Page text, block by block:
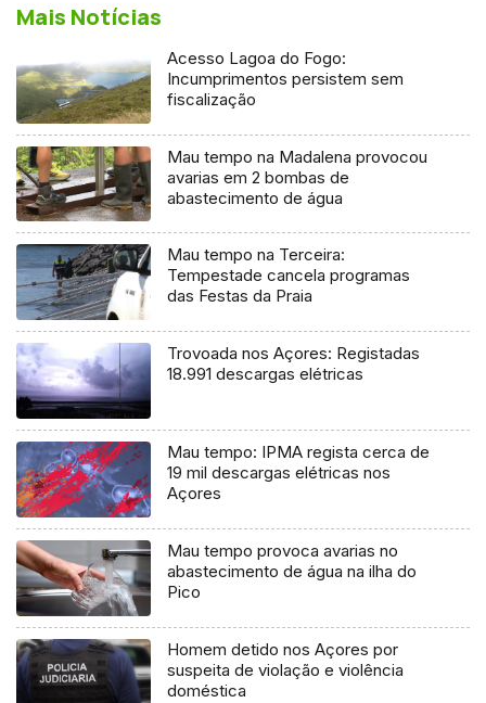
Mais Notícias
Acesso Lagoa do Fogo:
Incumprimentos persistem sem
fiscalização
Mau tempo na Madalena provocou
avarias em 2 bombas de
abastecimento de água
Mau tempo na Terceira:
Tempestade cancela programas
das Festas da Praia
Trovoada nos Açores: Registadas
18.991 descargas elétricas
Mau tempo: IPMA regista cerca de
19 mil descargas elétricas nos
Açores
Mau tempo provoca avarias no
abastecimento de água na ilha do
Pico
Homem detido nos Açores por
suspeita de violação e violência
doméstica